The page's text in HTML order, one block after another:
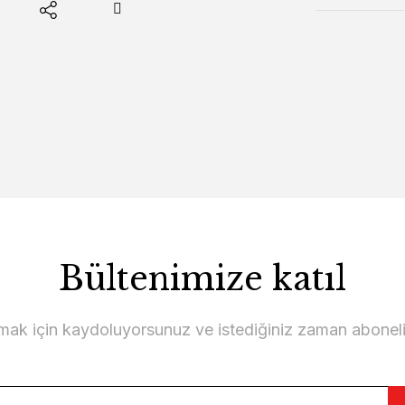
Bültenimize katıl
için kaydoluyorsunuz ve istediğiniz zaman